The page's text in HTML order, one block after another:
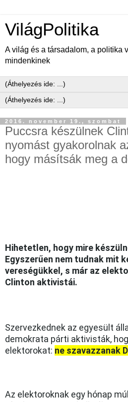
VilágPolitika
A világ és a társadalom, a politika
mindenkinek
2016. november 19., szombat
Puccsra készülnek
nyomást gyakorolnak
hogy másítsák meg a
Hihetetlen, hogy mire
Egyszerűen nem tudnak mit
vereségükkel, s már az
Clinton aktivistái.
Szervezkednek az egyesült
demokrata párti aktivisták,
elektorokat: ne szavazzanak
Az elektoroknak egy hónap